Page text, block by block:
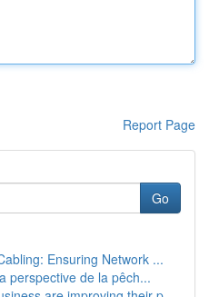
Report Page
Go
Ensuring Network ...
perspective de la pêch...